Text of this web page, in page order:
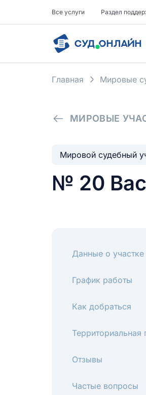
Все услуги Раздел
Главная Мировые
МИРОВЫЕ
Мировой судебный
№ 20
Данные о участке
График работы
Как добраться
Территориальная
Отзывы
Частые вопросы